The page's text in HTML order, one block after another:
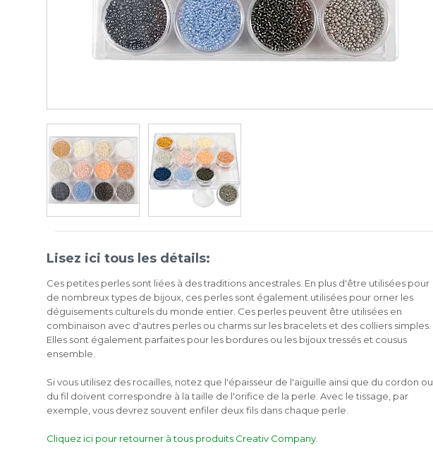
Lisez ici tous les détails:
Ces petites perles sont liées à des traditions ancestrales. En plus d'être utilisées pour
de nombreux types de bijoux, ces perles sont également utilisées pour orner les
déguisements culturels du monde entier. Ces perles peuvent être utilisées en
combinaison avec d'autres perles ou charms sur les bracelets et des colliers simples.
Elles sont également parfaites pour les bordures ou les bijoux tressés et cousus
ensemble.
Si vous utilisez des rocailles, notez que l'épaisseur de l'aiguille ainsi que du cordon ou
du fil doivent correspondre à la taille de l'orifice de la perle. Avec le tissage, par
exemple, vous devrez souvent enfiler deux fils dans chaque perle.
Cliquez ici pour retourner à tous produits Creativ Company.
Assiette Bleu
Pièces
Bol Vert Pastel Ø
Bol Bleu Pastel Ø